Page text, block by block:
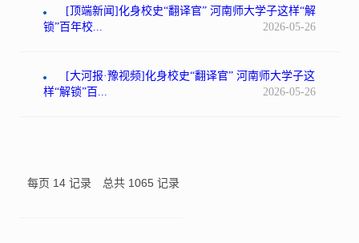
[顶端新闻]化身校史“翻译官” 河南师大学子这样“解
锁”百年校...
2026-05-26
[大河报·豫视频]化身校史“翻译官” 河南师大学子这
样“解锁”百...
2026-05-26
每页 14 记录 总共 1065 记录